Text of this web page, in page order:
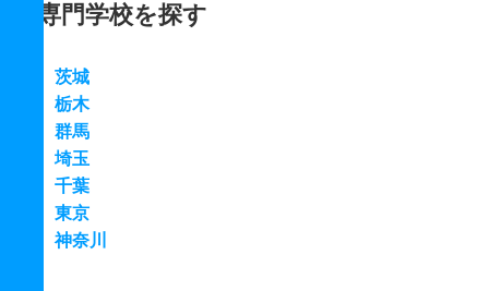
専門学校を探す
茨城
栃木
群馬
埼玉
千葉
東京
神奈川